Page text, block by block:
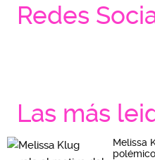
Redes
Las más
Melissa